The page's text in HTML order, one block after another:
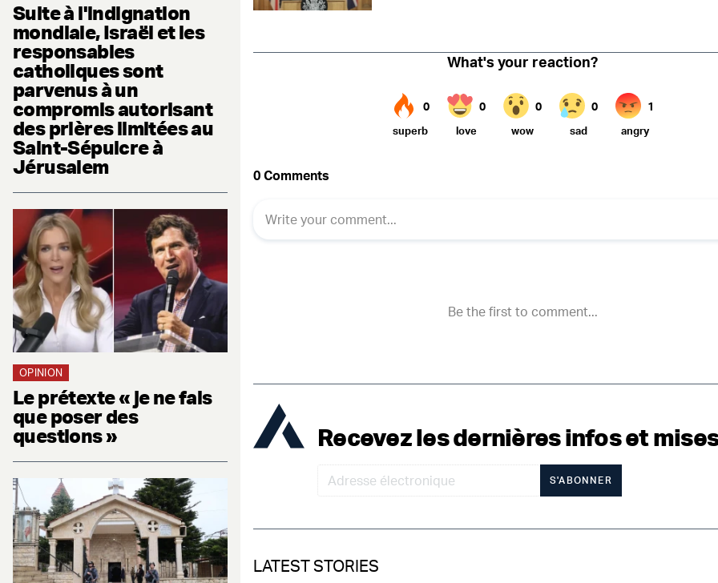
Suite à l'indignation
mondiale, Israël et les
responsables
catholiques sont
parvenus à un
compromis autorisant
des prières limitées au
Saint-Sépulcre à
Jérusalem
OPINION
Le prétexte « je ne fais
que poser des
questions »
Recevez les dernières infos et
S'ABONNER
LATEST STORIES